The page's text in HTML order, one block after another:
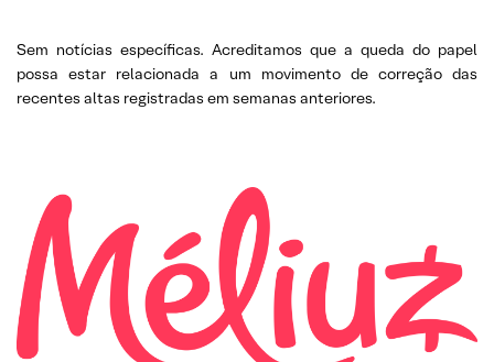
Sem notícias específicas. Acreditamos que a queda do papel
possa estar relacionada a um movimento de correção das
recentes altas registradas em semanas anteriores.